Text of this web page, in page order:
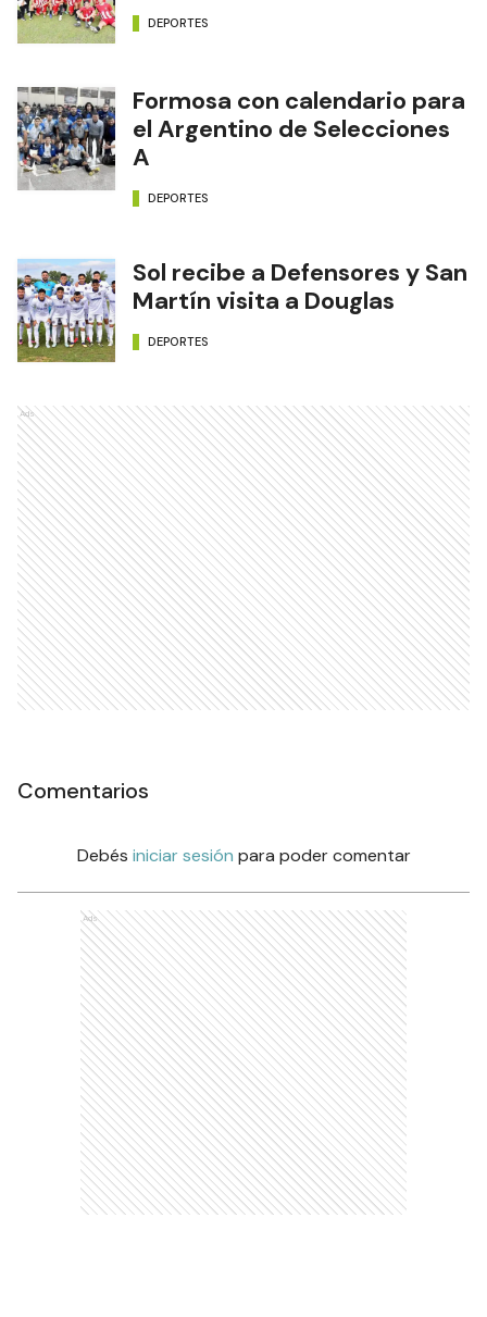
DEPORTES
Formosa con calendario para
el Argentino de Selecciones
A
DEPORTES
Sol recibe a Defensores y San
Martín visita a Douglas
DEPORTES
Ads
Comentarios
Debés iniciar sesión para poder comentar
Ads